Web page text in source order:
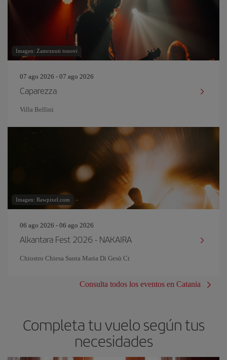
Imagen: Zamrznuti tonovi
07 ago 2026 - 07 ago 2026
Caparezza
Villa Bellini
Imagen: Rawpixel.com
06 ago 2026 - 06 ago 2026
Alkantara Fest 2026 - NAKAIRA
Chiostro Chiesa Santa Maria Di Gesù Ct
Consulta todos los eventos en Catania
Completa tu vuelo según tus
necesidades